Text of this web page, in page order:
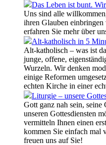
Das Leben ist bunt.
Uns sind alle
ihren Glauben
erfahren Sie mehr über
Alt-katholisch in 5
Alt-katholisch – was ist
junge, offene,
Wurzeln. Wir denken
einige Reformen
echten Kirche in einer
Liturgie – unsere
Gott ganz nah sein, seine
unseren Gottesdiensten
vermitteln Ihnen einen
kommen Sie einfach mal
freuen uns auf Sie!